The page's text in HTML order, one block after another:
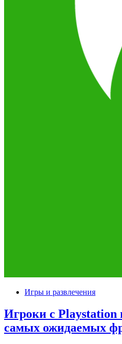
Игры и развлечения
Игроки с
самых ожидаемых